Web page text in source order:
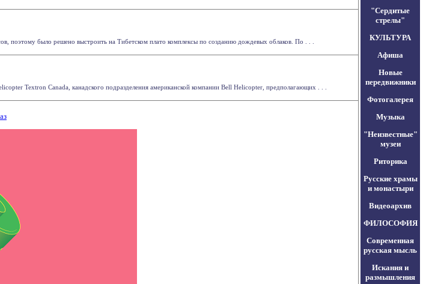
поэтому было решено выстроить на Тибетском плато комплексы по созданию дождевых облаков. По . . .
Textron Canada, канадского подразделения американской компании Bell Helicopter, предполагающих . . .
"Сердитые
стрелы"
КУЛЬТУРА
Афиша
Новые
передвижники
Фотогалерея
Музыка
"Неизвестные"
музеи
Риторика
Русские храмы
и монастыри
Видеоархив
ФИЛОСОФИЯ
Современная
русская мысль
Искания и
размышления